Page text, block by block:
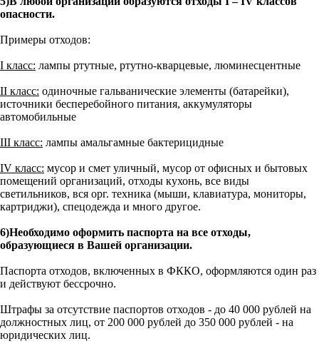
опасности.
Примеры отходов:
I класс: лампы ртутные, ртутно-кварцевые, люминесцентные
II класс: одиночные гальванические элементы (батарейки),
источники бесперебойного питания, аккумуляторы
автомобильные
III класс: лампы амальгамные бактерицидные
IV класс: мусор и смет уличный, мусор от офисных и бытовых
помещений организаций, отходы кухонь, все виды
светильников, вся орг. техника (мыши, клавиатура, мониторы,
картриджи), спецодежда и много другое.
6)Необходимо оформить паспорта на все отходы,
образующиеся в Вашей организации.
Паспорта отходов, включенных в ФККО, оформляются один раз
и действуют бессрочно.
Штрафы за отсутствие паспортов отходов - до 40 000 рублей на
должностных лиц, от 200 000 рублей до 350 000 рублей - на
юридических лиц.